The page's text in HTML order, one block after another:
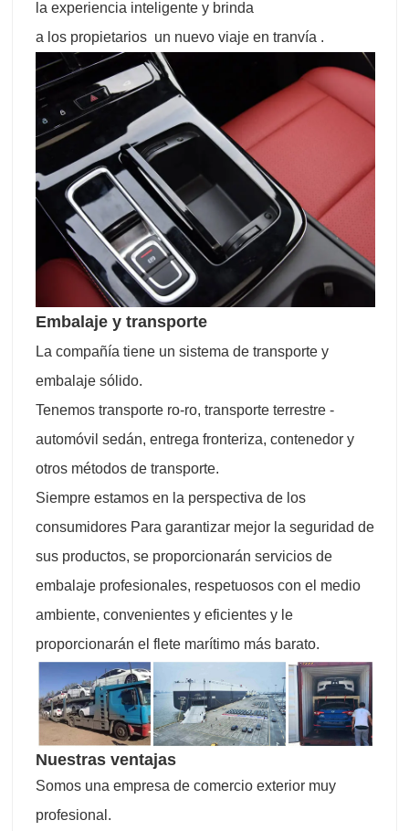
la experiencia inteligente y brinda
a los propietarios un nuevo viaje en tranvía .
Embalaje y transporte
La compañía tiene un sistema de transporte y
embalaje sólido.
Tenemos transporte ro-ro, transporte terrestre -
automóvil sedán, entrega fronteriza, contenedor y
otros métodos de transporte.
Siempre estamos en la perspectiva de los
consumidores Para garantizar mejor la seguridad de
sus productos, se proporcionarán servicios de
embalaje profesionales, respetuosos con el medio
ambiente, convenientes y eficientes y le
proporcionarán el flete marítimo más barato.
Nuestras ventajas
Somos una empresa de comercio exterior muy
profesional.